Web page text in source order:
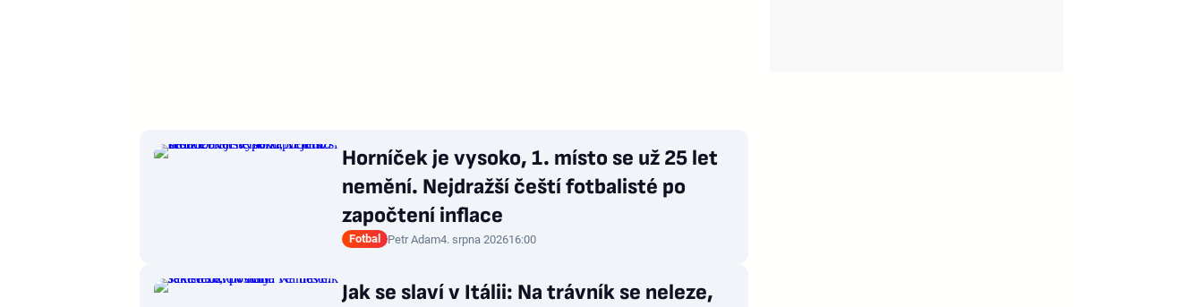
Horníček je vysoko, 1. místo se už 25 let
nemění. Nejdražší čeští fotbalisté po
započtení inflace
Fotbal Petr Adam4. srpna 202616:00
Jak se slaví v Itálii: Na trávník se neleze,